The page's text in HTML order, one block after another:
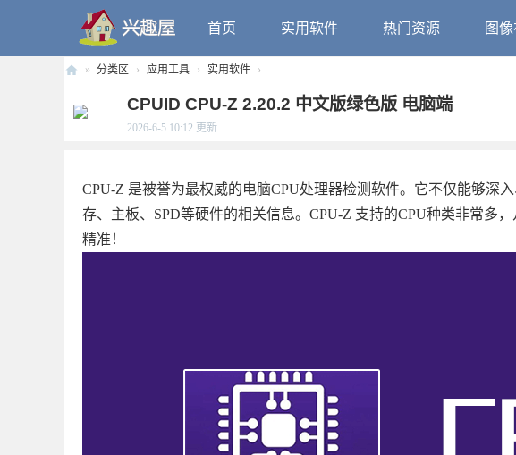
首页 实用软件 热门资源 图
趣
» 分类区 › 应用工具 › 实用软件 ›
CPUID CPU-Z 2.20.2 中文版绿色版 电脑端
2026-6-5 10:12 更新
CPU-Z 是被誉为最权威的电脑CPU处理器检测软件。它不仅能够深
存、主板、SPD等硬件的相关信息。CPU-Z 支持的CPU种类非常多
精准！